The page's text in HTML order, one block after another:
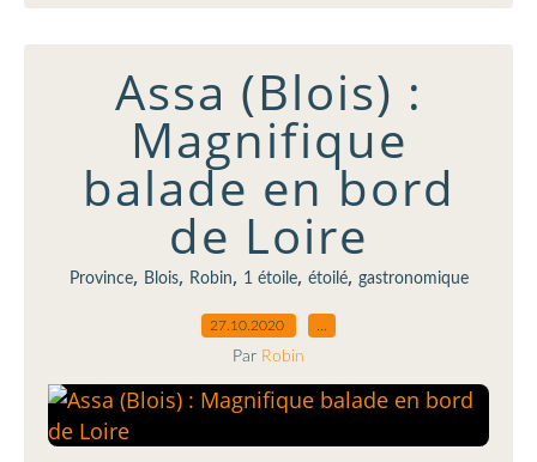
Assa (Blois) :
Magnifique
balade en bord
de Loire
Province, Blois, Robin, 1 étoile, étoilé, gastronomique
27.10.2020
Par Robin